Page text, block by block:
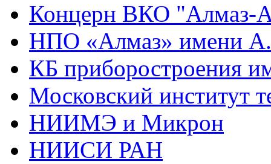
Концерн ВКО "Алмаз-
НПО «Алмаз» имени
КБ приборостроения
Московский институт
НИИМЭ и Микрон
НИИСИ РАН